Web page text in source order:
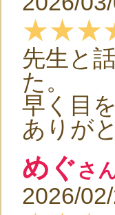
先生と
た。
早く目
ありが
めぐさ
2026/